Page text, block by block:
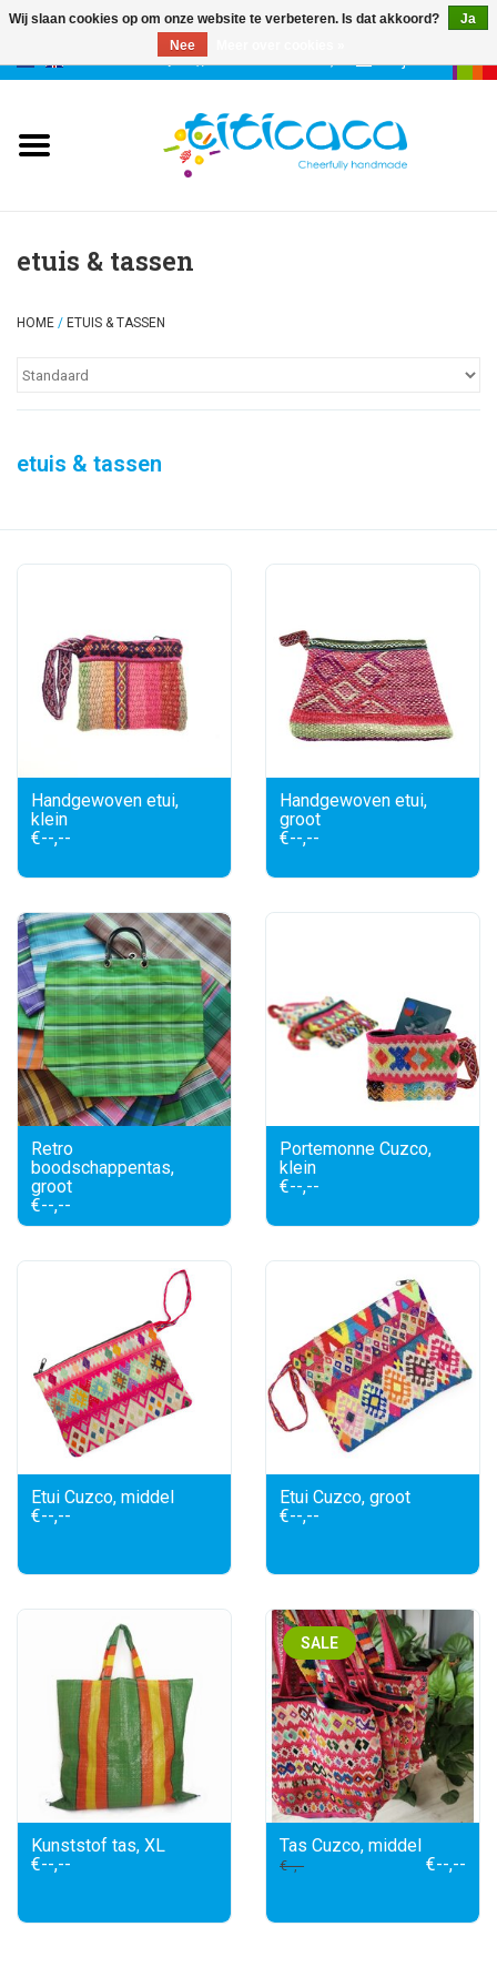
sleutelhangers
nieuw
over titicaca
etuis & tassen
HOME / ETUIS & TASSEN
etuis & tassen
Handgewoven etui,
klein
€--,--
Handgewoven etui,
groot
€--,--
Retro
boodschappentas,
groot
€--,--
Portemonne Cuzco,
klein
€--,--
Etui Cuzco, middel
€--,--
Etui Cuzco, groot
€--,--
Kunststof tas, XL
€--,--
SALE
Tas Cuzco, middel
€--,-- €--,--
Wij slaan cookies op om onze website te verbeteren. Is dat akkoord?
Ja
Nee